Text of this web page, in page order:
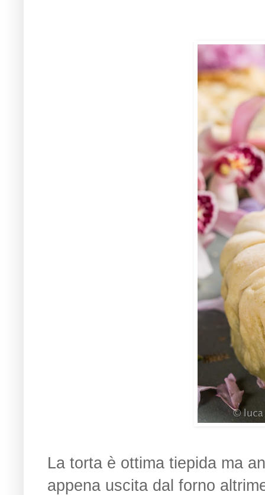
La torta è ottima tiepida ma
appena uscita dal forno